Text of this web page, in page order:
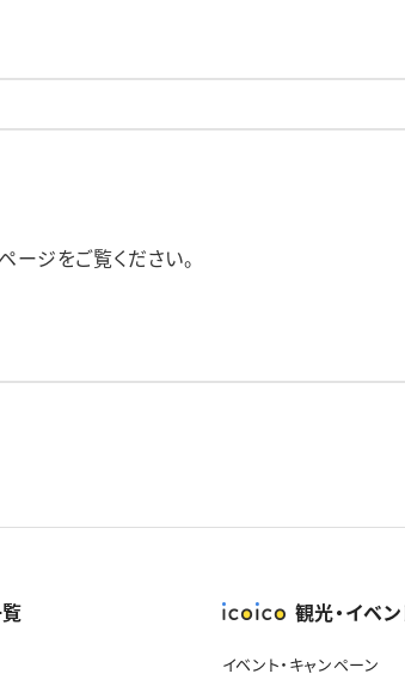
ジをご覧ください。
観光・イベ
イベント・キャンペーン